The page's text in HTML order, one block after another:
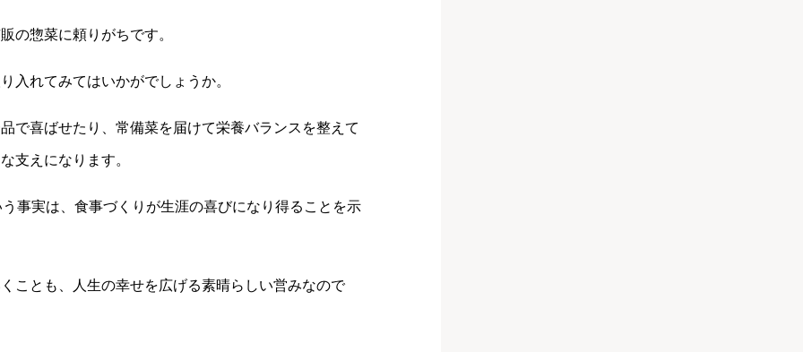
の惣菜に頼りがちです。
入れてみてはいかがでしょうか。
で喜ばせたり、常備菜を届けて栄養バランスを整えて
支えになります。
事実は、食事づくりが生涯の喜びになり得ることを示
ことも、人生の幸せを広げる素晴らしい営みなので